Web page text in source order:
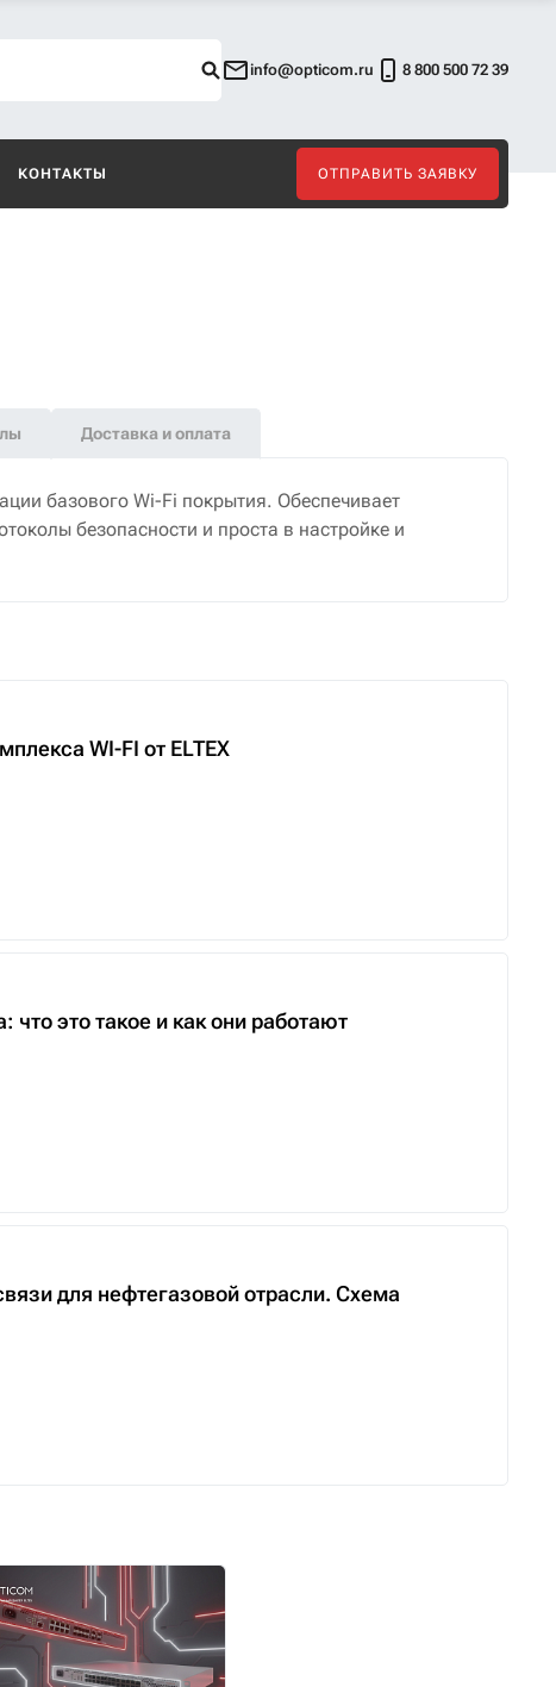
info@opticom.ru 8 800 500 72 39
КОНТАКТЫ ОТПРАВИТЬ ЗАЯВКУ
Доставка и оплата
базового Wi-Fi покрытия. Обеспечивает
безопасности и проста в настройке и
WI-FI от ELTEX
что это такое и как они работают
для нефтегазовой отрасли. Схема